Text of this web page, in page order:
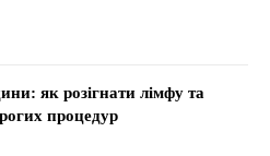
як розігнати лімфу та
процедур